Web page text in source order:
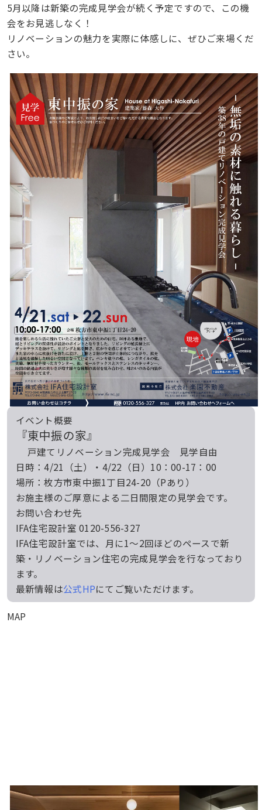
5月以降は新築の完成見学会が続く予定ですので、この機
会をお見逃しなく！
リノベーションの魅力を実際に体感しに、ぜひご来場くだ
さい。
イベント概要
『東中振の家』
戸建てリノベーション完成見学会 見学自由
日時：4/21（土）・4/22（日）10：00-17：00
場所：枚方市東中振1丁目24-20（Pあり）
お施主様のご厚意による二日間限定の見学会です。
お問い合わせ先
IFA住宅設計室 0120-556-327
IFA住宅設計室では、月に1〜2回ほどのペースで新
築・リノベーション住宅の完成見学会を行なっており
ます。
最新情報は公式HPにてご覧いただけます。
MAP